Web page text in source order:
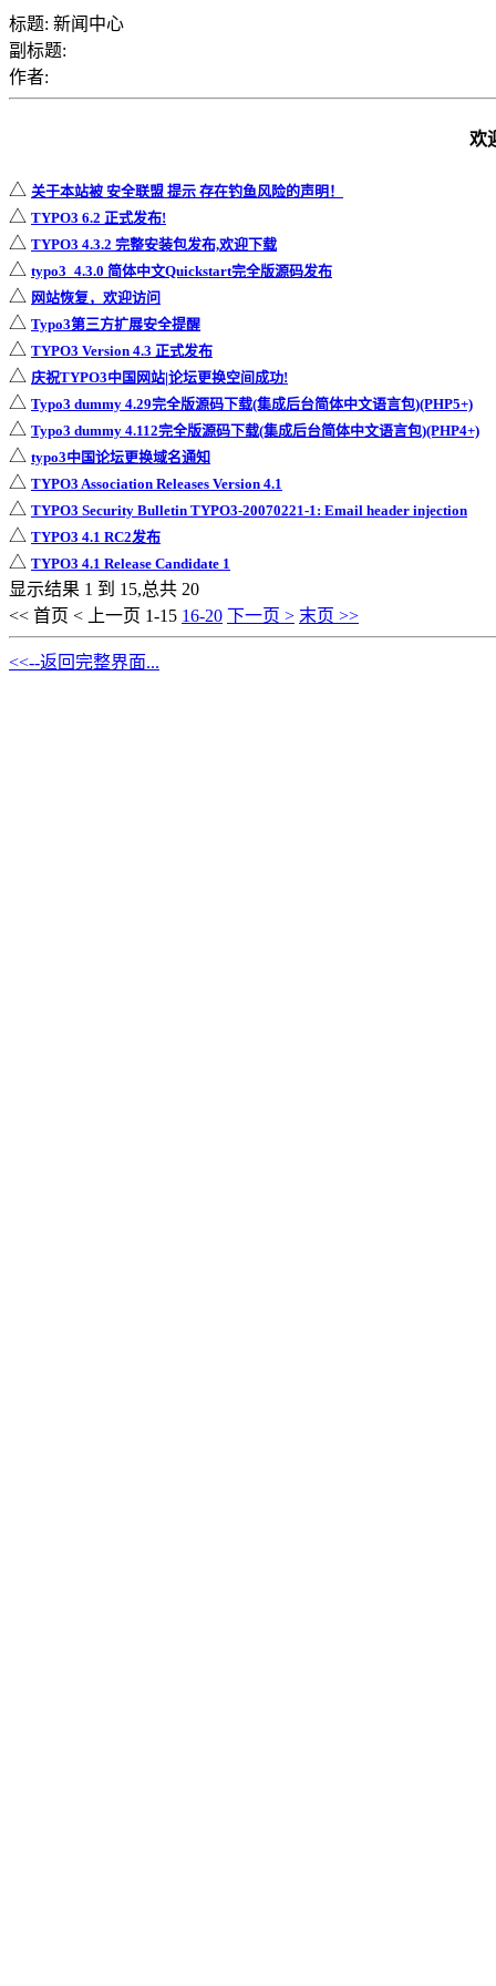
标题: 新闻中心
副标题:
作者:
欢
△ 关于本站被 安全联盟 提示 存在钓鱼风险的声明！
△ TYPO3 6.2 正式发布!
△ TYPO3 4.3.2 完整安装包发布,欢迎下载
△ typo3_4.3.0 简体中文Quickstart完全版源码发布
△ 网站恢复，欢迎访问
△ Typo3第三方扩展安全提醒
△ TYPO3 Version 4.3 正式发布
△ 庆祝TYPO3中国网站|论坛更换空间成功!
△ Typo3 dummy 4.29完全版源码下载(集成后台简体中文语言包)(PHP5+)
△ Typo3 dummy 4.112完全版源码下载(集成后台简体中文语言包)(PHP4+)
△ typo3中国论坛更换域名通知
△ TYPO3 Association Releases Version 4.1
△ TYPO3 Security Bulletin TYPO3-20070221-1: Email header injection
△ TYPO3 4.1 RC2发布
△ TYPO3 4.1 Release Candidate 1
显示结果 1 到 15,总共 20
<< 首页 < 上一页 1-15 16-20 下一页 > 末页 >>
<<--返回完整界面...